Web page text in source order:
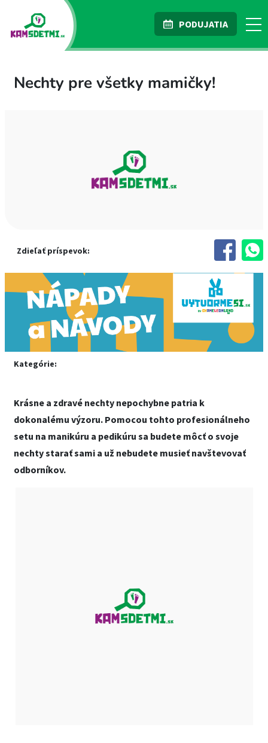
PODUJATIA
Nechty pre všetky mamičky!
Zdieľať príspevok:
Kategórie:
Krásne a zdravé nechty nepochybne patria k
dokonalému výzoru. Pomocou tohto profesionálneho
setu na manikúru a pedikúru sa budete môcť o svoje
nechty starať sami a už nebudete musieť navštevovať
odborníkov.